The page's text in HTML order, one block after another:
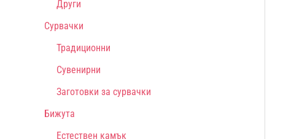
Други
Сурвачки
Традиционни
Сувенирни
Заготовки за сурвачки
Бижута
Естествен камък